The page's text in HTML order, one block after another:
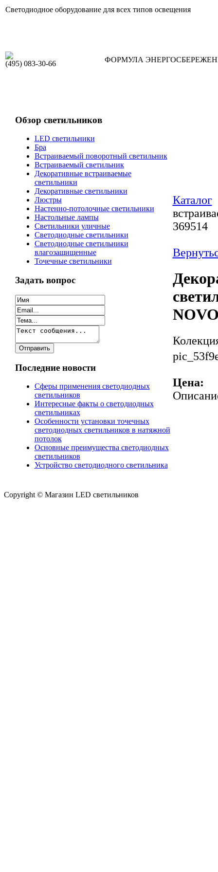
Светодиодное оборудование для всех типов освещения
(495) 083-30-66 ФОРМУЛА
Обзор светильников
LED светильники
Бра
Встраиваемый поворотный светильник
Встраиваемый светильник
Декоративные встраиваемые
светильники
Декоративные светильники
Люстры
Настенно-потолочные светильники
Настольные лампы
Светильники уличные
Светодиодные светильники
Светодиодные светильники
влагозащищенные
Точечные светильники
Задать вопрос
Последние новости
Сферы применения светодиодных
светильников
Интересные факты о светодиодных
светильниках
Особенности установки точечных
светодиодных светильников в натяжной
потолок
Основные преимущества светодиодных
светильников
Устройство светодиодного светильника
Каталог
369514
Цена:
Copyright © Магазин LED светильников